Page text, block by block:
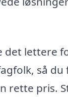
det lettere
så du
rette pris.